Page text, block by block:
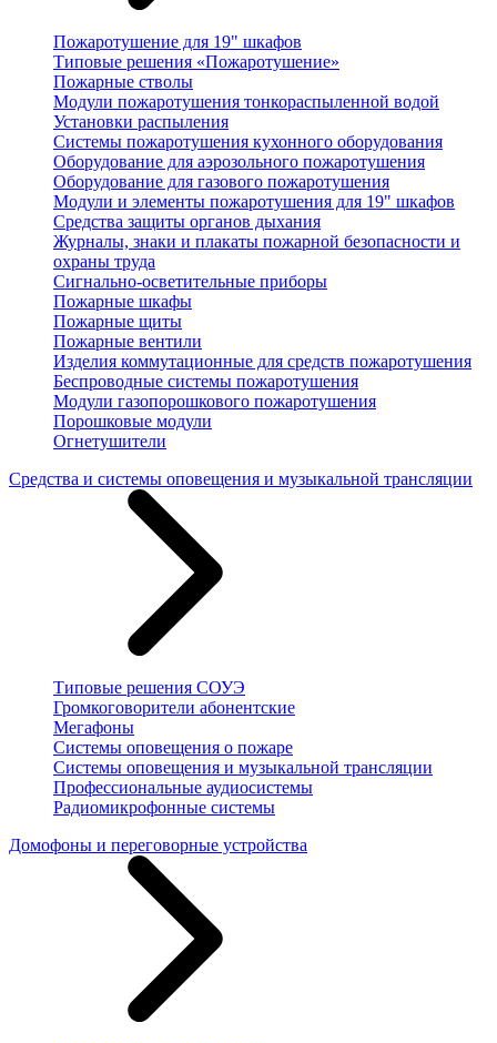
Пожаротушение для 19" шкафов
Типовые решения «Пожаротушение»
Пожарные стволы
Модули пожаротушения тонкораспыленной водой
Установки распыления
Системы пожаротушения кухонного оборудования
Оборудование для аэрозольного пожаротушения
Оборудование для газового пожаротушения
Модули и элементы пожаротушения для 19" шкафов
Средства защиты органов дыхания
Журналы, знаки и плакаты пожарной безопасности и
охраны труда
Сигнально-осветительные приборы
Пожарные шкафы
Пожарные щиты
Пожарные вентили
Изделия коммутационные для средств пожаротушения
Беспроводные системы пожаротушения
Модули газопорошкового пожаротушения
Порошковые модули
Огнетушители
Средства и системы оповещения и музыкальной трансляции
Типовые решения СОУЭ
Громкоговорители абонентские
Мегафоны
Системы оповещения о пожаре
Системы оповещения и музыкальной трансляции
Профессиональные аудиосистемы
Радиомикрофонные системы
Домофоны и переговорные устройства